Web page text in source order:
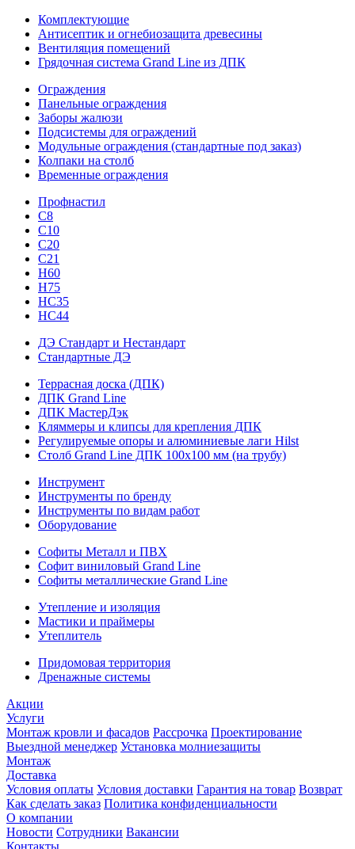
Комплектующие
Антисептик и огнебиозащита древесины
Вентиляция помещений
Грядочная система Grand Line из ДПК
Ограждения
Панельные ограждения
Заборы жалюзи
Подсистемы для ограждений
Модульные ограждения (стандартные под заказ)
Колпаки на столб
Временные ограждения
Профнастил
С8
С10
С20
С21
H60
H75
HС35
НС44
ДЭ Стандарт и Нестандарт
Стандартные ДЭ
Террасная доска (ДПК)
ДПК Grand Line
ДПК МастерДэк
Кляммеры и клипсы для крепления ДПК
Регулируемые опоры и алюминиевые лаги Hilst
Столб Grand Line ДПК 100х100 мм (на трубу)
Инструмент
Инструменты по бренду
Инструменты по видам работ
Оборудование
Софиты Металл и ПВХ
Софит виниловый Grand Line
Софиты металлические Grand Line
Утепление и изоляция
Мастики и праймеры
Утеплитель
Придомовая территория
Дренажные системы
Акции
Услуги
Монтаж кровли и фасадов Рассрочка Проектирование
Выездной менеджер Установка молниезащиты
Монтаж
Доставка
Условия оплаты Условия доставки Гарантия на товар Возврат
Как сделать заказ Политика конфиденциальности
О компании
Новости Сотрудники Вакансии
Контакты